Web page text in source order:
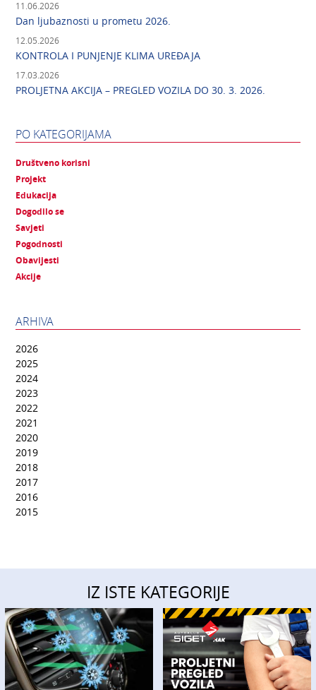
11.06.2026
Dan ljubaznosti u prometu 2026.
12.05.2026
KONTROLA I PUNJENJE KLIMA UREĐAJA
17.03.2026
PROLJETNA AKCIJA – PREGLED VOZILA DO 30. 3. 2026.
PO KATEGORIJAMA
Društveno korisni
Projekt
Edukacija
Dogodilo se
Savjeti
Pogodnosti
Obavijesti
Akcije
ARHIVA
2026
2025
2024
2023
2022
2021
2020
2019
2018
2017
2016
2015
IZ ISTE KATEGORIJE